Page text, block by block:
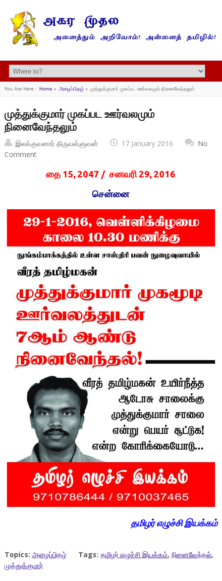
You Are Here : Home» அழைப்பிதழ் » முத்துக்குமார் முகப்பட ஊர்வலமும் நினைவேந்தலும்
முத்துக்குமார் முகப்பட ஊர்வலமும்
நினைவேந்தலும்
இலக்குவனார் திருவள்ளுவன் 17 January 2016
No
Comment
தை 15, 2047 / சனவரி 29, 2016
சென்னை
தமிழர் எழுச்சி இயக்கம்
Topics: அழைப்பிதழ் Tags: தமிழர் எழுச்சி இயக்கம், நினைவேந்தல்,
முத்துக்குமார்